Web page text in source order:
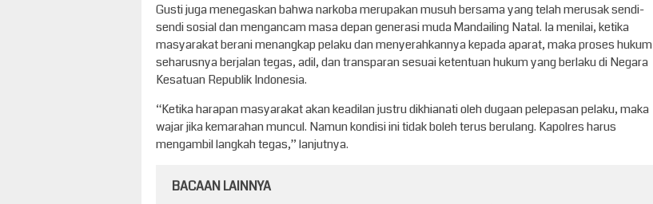
Gusti juga menegaskan bahwa narkoba merupakan musuh bersama yang telah merusak sendi-
sendi sosial dan mengancam masa depan generasi muda Mandailing Natal. Ia menilai, ketika
masyarakat berani menangkap pelaku dan menyerahkannya kepada aparat, maka proses hukum
seharusnya berjalan tegas, adil, dan transparan sesuai ketentuan hukum yang berlaku di Negara
Kesatuan Republik Indonesia.
“Ketika harapan masyarakat akan keadilan justru dikhianati oleh dugaan pelepasan pelaku, maka
wajar jika kemarahan muncul. Namun kondisi ini tidak boleh terus berulang. Kapolres harus
mengambil langkah tegas,” lanjutnya.
BACAAN LAINNYA